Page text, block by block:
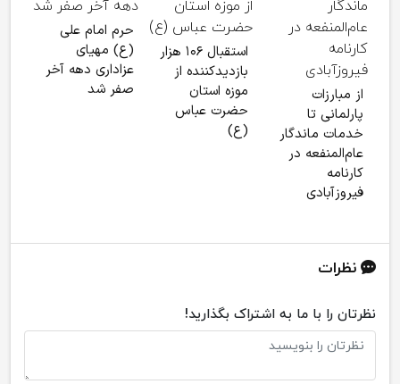
از مبارزات
پارلمانی تا
خدمات ماندگار
عام‌المنفعه در
کارنامه
فیروزآبادی
استقبال ۱۰۶ هزار
بازدیدکننده از
موزه استان
حضرت عباس
(ع)
حرم امام علی
(ع) مهیای
عزاداری دهه آخر
صفر شد
نظرات
نظرتان را با ما به اشتراک بگذارید!